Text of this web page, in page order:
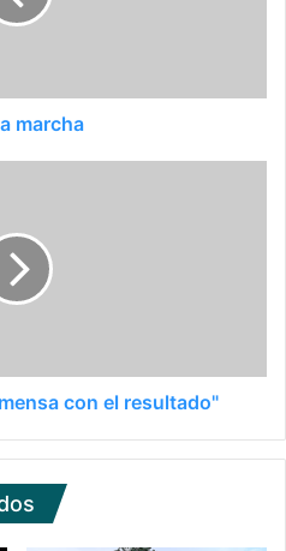
marcha
con el resultado"